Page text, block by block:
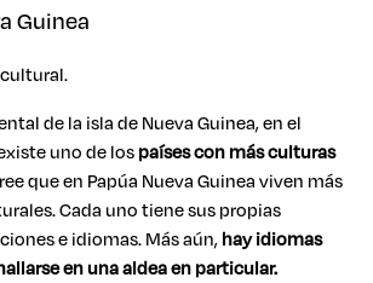
Guinea
de la isla de Nueva Guinea, en el
uno de lospaíses con más culturas
que en Papúa Nueva Guinea viven más
Cada uno tiene sus propias
e idiomas. Más aún,hay idiomas
en una aldea en particular.